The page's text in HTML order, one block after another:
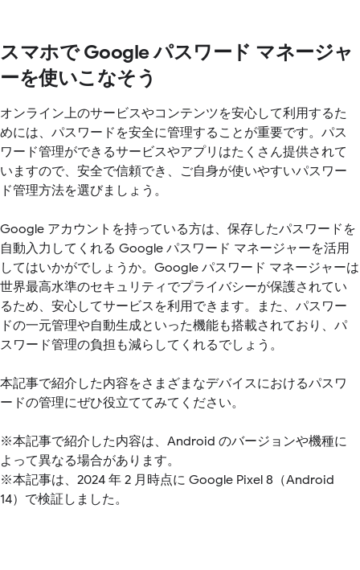
スマホで Google パスワード マネージャ
ーを使いこなそう
オンライン上のサービスやコンテンツを安心して利用するた
めには、パスワードを安全に管理することが重要です。パス
ワード管理ができるサービスやアプリはたくさん提供されて
いますので、安全で信頼でき、ご自身が使いやすいパスワー
ド管理方法を選びましょう。
Google アカウントを持っている方は、保存したパスワードを
自動入力してくれる Google パスワード マネージャーを活用
してはいかがでしょうか。Google パスワード マネージャーは
世界最高水準のセキュリティでプライバシーが保護されてい
るため、安心してサービスを利用できます。また、パスワー
ドの一元管理や自動生成といった機能も搭載されており、パ
スワード管理の負担も減らしてくれるでしょう。
本記事で紹介した内容をさまざまなデバイスにおけるパスワ
ードの管理にぜひ役立ててみてください。
※本記事で紹介した内容は、Android のバージョンや機種に
よって異なる場合があります。
※本記事は、2024 年 2 月時点に Google Pixel 8（Android
14）で検証しました。